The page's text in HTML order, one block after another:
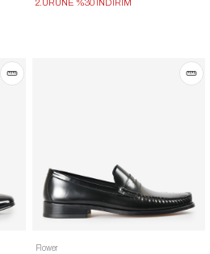
2.ÜRÜNE %30 İNDİRİM
Flower